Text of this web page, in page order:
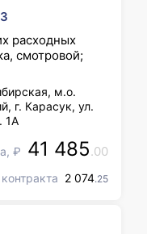
расходных
смотровой;
м.о.
г. Карасук, ул.
1А
₽ 41 485.00
2 074.25